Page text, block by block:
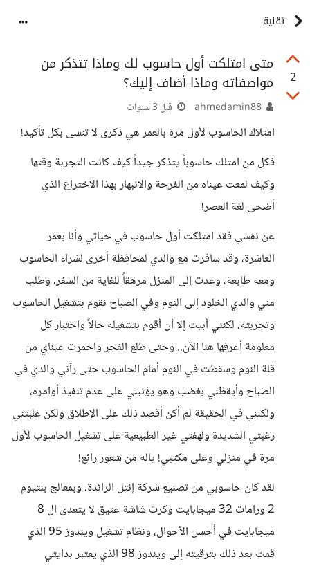
تقنية
2
متى امتلكت أول حاسوب لك وماذا تتذكر من
مواصفاته وماذا أضاف إليك؟
قبل 3 سنوات
امتلاك الحاسوب لأول مرة بالعمر هي ذكرى لا تنسى بكل تأكيد!
فكل من امتلك حاسوباً يتذكر جيداً كيف كانت التجربة وقتها
وكيف لمعت عيناه من الفرحة والانبهار بهذا الاختراع الذي
أضحى لغة العصر!
عن نفسي فقد امتلكت أول حاسوب في حياتي وأنا بعمر
العاشرة، وقد سافرت مع والدي لمحافظة أخرى لشراء الحاسوب
ومعه طابعة، وعدت إلى المنزل مرهقاً للغاية من السفر، وطلب
مني والدي الخلود إلى النوم وفي الصباح نقوم بتشغيل الحاسوب
وتجربته، لكنني أبيت إلا أن أقوم بتشغيله حالاً واختبار كل
معلومة أعرفها هنا الآن.. وحتى طلع الفجر واحمرت عيناي من
قلة النوم وسقطت في النوم أمام الحاسوب حتى رآني والدي في
الصباح وأيقظني بغضب وهو يؤنبني على عدم تنفيذ أوامره،
ولكنني في الحقيقة لم أكن أقصد ذلك على الإطلاق ولكن غلبتني
رغبتي الشديدة ولهفتي غير الطبيعية على تشغيل الحاسوب لأول
مرة في منزلي وعلى مكتبي! ياله من شعور رائع!
لقد كان حاسوبي من تصنيع شركة إنتل الرائدة، وبمعالج بنتيوم
2 ورامات 32 ميجابايت وكرت شاشة عتيق لا يتعدى ال 8
ميجابايت في أحسن الأحوال، ونظام تشغيل ويندوز 95 الذي
قمت بعد ذلك بترقيته إلى ويندوز 98 الذي يعتبر بدايتي